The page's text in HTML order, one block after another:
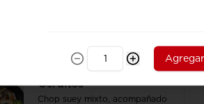
Combo Chop Suey y
Cerditos
Chop suey mixto, acompañado
Agregar